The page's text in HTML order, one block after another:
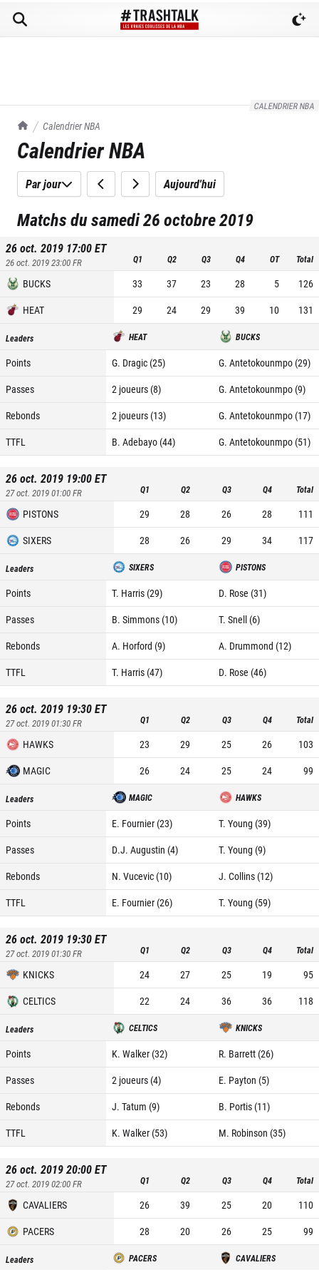
CALENDRIER NBA
TrashTalk Actu NBA
Calendrier NBA
Calendrier NBA
Par jour Aujourd'hui
Matchs du samedi 26 octobre 2019
26 oct. 2019 17:00ET
26 oct. 2019 23:00FR Q1 Q2 Q3 Q4 OT Total
BUCKS 33 37 23 28 5
126
HEAT
29 24 29 39 10 131
Leaders HEAT BUCKS
Points G. Dragic (25)
G. Antetokounmpo (29)
Passes
2 joueurs (8)
G. Antetokounmpo (9)
Rebonds
2 joueurs (13)
G. Antetokounmpo (17)
TTFL
B. Adebayo (44) G. Antetokounmpo (51)
26 oct. 2019 19:00ET
27 oct. 2019 01:00FR Q1 Q2 Q3 Q4 Total
PISTONS 29 28 26 28
111
SIXERS
28 26 29 34 117
Leaders SIXERS PISTONS
Points T. Harris (29)
D. Rose (31)
Passes
B. Simmons (10)
T. Snell (6)
Rebonds
A. Horford (9)
A. Drummond (12)
TTFL
T. Harris (47) D. Rose (46)
26 oct. 2019 19:30ET
27 oct. 2019 01:30FR Q1 Q2 Q3 Q4 Total
HAWKS 23 29 25 26
103
MAGIC
26 24 25 24 99
Leaders MAGIC HAWKS
Points E. Fournier (23)
T. Young (39)
Passes
D.J. Augustin (4)
T. Young (9)
Rebonds
N. Vucevic (10)
J. Collins (12)
TTFL
E. Fournier (26) T. Young (59)
26 oct. 2019 19:30ET
27 oct. 2019 01:30FR Q1 Q2 Q3 Q4 Total
KNICKS 24 27 25 19
95
CELTICS
22 24 36 36 118
Leaders CELTICS KNICKS
Points K. Walker (32)
R. Barrett (26)
Passes
2 joueurs (4)
E. Payton (5)
Rebonds
J. Tatum (9)
B. Portis (11)
TTFL
K. Walker (53) M. Robinson (35)
26 oct. 2019 20:00ET
27 oct. 2019 02:00FR Q1 Q2 Q3 Q4 Total
CAVALIERS 26 39 25 20
110
PACERS
28 20 26 25 99
Leaders PACERS CAVALIERS